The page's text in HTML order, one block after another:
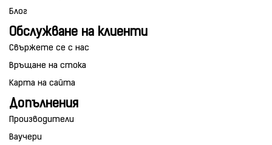
Блог
Обслужване на клиенти
Свържете се с нас
Връщане на стока
Карта на сайта
Допълнения
Производители
Ваучери